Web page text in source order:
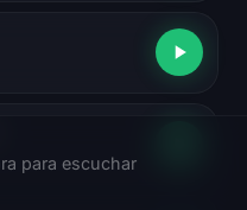
para escuchar